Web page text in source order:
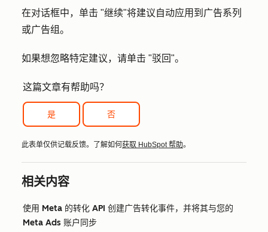
在对话框中，单击 "继续"将建议自动应用到广告系列
或广告组。
如果想忽略特定建议，请单击 "驳回"。
这篇文章有帮助吗？
是 否
此表单仅供记载反馈。了解如何 获取 HubSpot 帮助。
相关内容
使用 Meta 的转化 API 创建广告转化事件，并将其与您的
Meta Ads 账户同步